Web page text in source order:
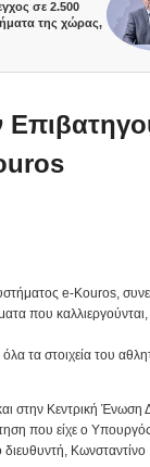
2.500
χώρας,
e-Kouros,
που
στοιχεία του
στην Κεντρική
που είχε ο
Κωνσταντίνο